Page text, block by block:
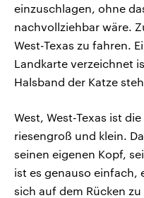
einzuschlagen, ohne
nachvollziehbar wäre.
West-Texas zu fahren.
Landkarte verzeichnet
Halsband der Katze
West, West-Texas ist
riesengroß und klein.
seinen eigenen Kopf,
ist es genauso einfach,
sich auf dem Rücken zu